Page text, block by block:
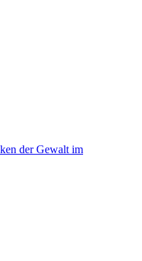
der Gewalt im